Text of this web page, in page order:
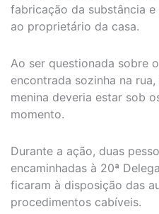
fabricação da substância
ao proprietário da casa.
Ao ser questionada sobre
encontrada sozinha na
menina deveria estar sob
momento.
Durante a ação, duas
encaminhadas à 20ª
ficaram à disposição das
procedimentos cabíveis.